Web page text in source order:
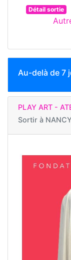
Détail sortie
Au-delà de 7
PLAY ART -
Sortir à